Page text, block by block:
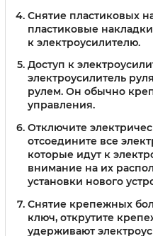
Снятие пластиковых
пластиковые
к электроусилителю.
Доступ к
электроусилитель
рулем. Он обычно
управления.
Отключите
отсоедините все
которые идут к
внимание на их
установки нового
Снятие крепежных
ключ, открутите
удерживают